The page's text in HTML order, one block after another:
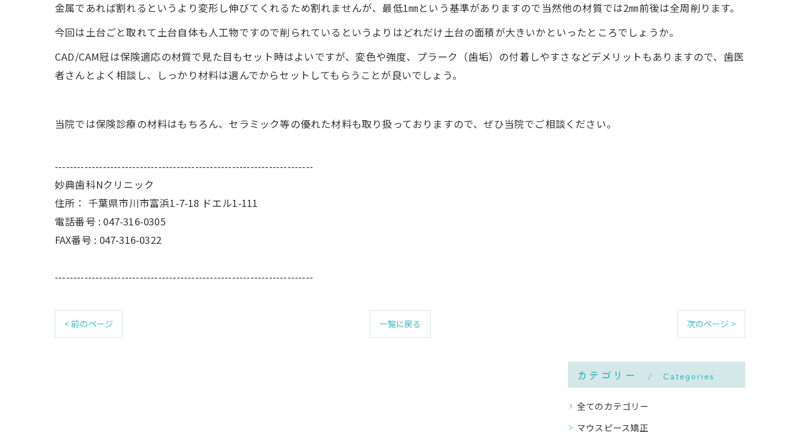
金属であれば割れるというより変形し伸びてくれるため割れませんが、最低1㎜という基準がありますので当然他の材質では2㎜前後は全周削ります。
今回は土台ごと取れて土台自体も人工物ですので削られているというよりはどれだけ土台の面積が大きいかといったところでしょうか。
CAD/CAM冠は保険適応の材質で見た目もセット時はよいですが、変色や強度、プラーク（歯垢）の付着しやすさなどデメリットもありますので、歯医
者さんとよく相談し、しっかり材料は選んでからセットしてもらうことが良いでしょう。
当院では保険診療の材料はもちろん、セラミック等の優れた材料も取り扱っておりますので、ぜひ当院でご相談ください。
----------------------------------------------------------------------
妙典歯科Nクリニック
住所： 千葉県市川市富浜1-7-18 ドエル1-111
電話番号 : 047-316-0305
FAX番号 : 047-316-0322
----------------------------------------------------------------------
< 前のページ 一覧に戻る 次のページ >
カテゴリー Categories
全てのカテゴリー
マウスピース矯正